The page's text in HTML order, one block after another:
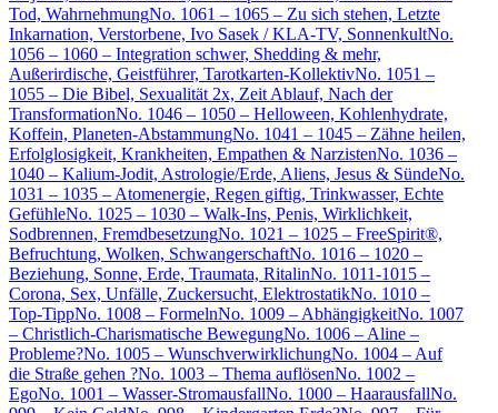
Tod, WahrnehmungNo. 1061 – 1065 – Zu sich stehen, Letzte
Inkarnation, Verstorbene, Ivo Sasek / KLA-TV, SonnenkultNo.
1056 – 1060 – Integration schwer, Shedding & mehr,
Außerirdische, Geistführer, Tarotkarten-KollektivNo. 1051 –
1055 – Die Bibel, Sexualität 2x, Zeit Ablauf, Nach der
TransformationNo. 1046 – 1050 – Helloween, Kohlenhydrate,
Koffein, Planeten-AbstammungNo. 1041 – 1045 – Zähne heilen,
Erfolglosigkeit, Krankheiten, Empathen & NarzistenNo. 1036 –
1040 – Kalium-Jodit, Astrologie/Erde, Aliens, Jesus & SündeNo.
1031 – 1035 – Atomenergie, Regen giftig, Trinkwasser, Echte
GefühleNo. 1025 – 1030 – Walk-Ins, Penis, Wirklichkeit,
Sodbrennen, FremdbesetzungNo. 1021 – 1025 – FreeSpirit®,
Befruchtung, Wolken, SchwangerschaftNo. 1016 – 1020 –
Beziehung, Sonne, Erde, Traumata, RitalinNo. 1011-1015 –
Corona, Sex, Unfälle, Zuckersucht, ElektrostatikNo. 1010 –
Top-TippNo. 1008 – FormelnNo. 1009 – AbhängigkeitNo. 1007
– Christlich-Charismatische BewegungNo. 1006 – Aline –
Probleme?No. 1005 – WunschverwirklichungNo. 1004 – Auf
die Straße gehen ?No. 1003 – Thema auflösenNo. 1002 –
EgoNo. 1001 – Wasser-StromausfallNo. 1000 – HaarausfallNo.